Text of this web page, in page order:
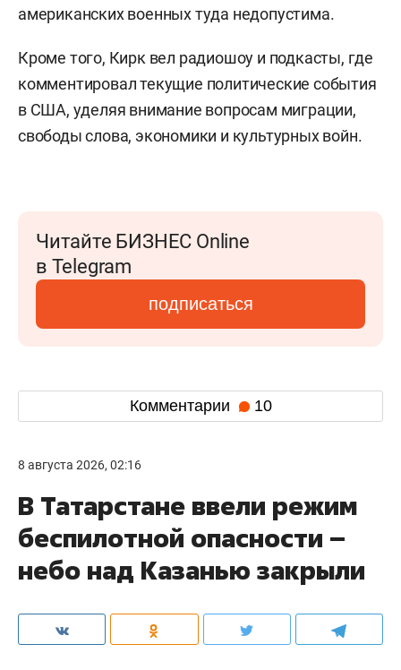
американских военных туда недопустима.
Кроме того, Кирк вел радиошоу и подкасты, где
комментировал текущие политические события
в США, уделяя внимание вопросам миграции,
свободы слова, экономики и культурных войн.
Читайте БИЗНЕС Online
в Telegram
подписаться
Комментарии 10
8 августа 2026, 02:16
В Татарстане ввели режим
беспилотной опасности –
небо над Казанью закрыли